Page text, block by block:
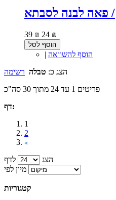
פאה לבנה לסבתא /
39 ₪ 24 ₪
הוסף לסל
| הוסף להשוואה
הצג כ: טבלה רשימה
פריטים 1 עד 24 מתוך 30 סה"כ
דף:
1
2
הצג
לדף
מיון לפי
קטגוריות